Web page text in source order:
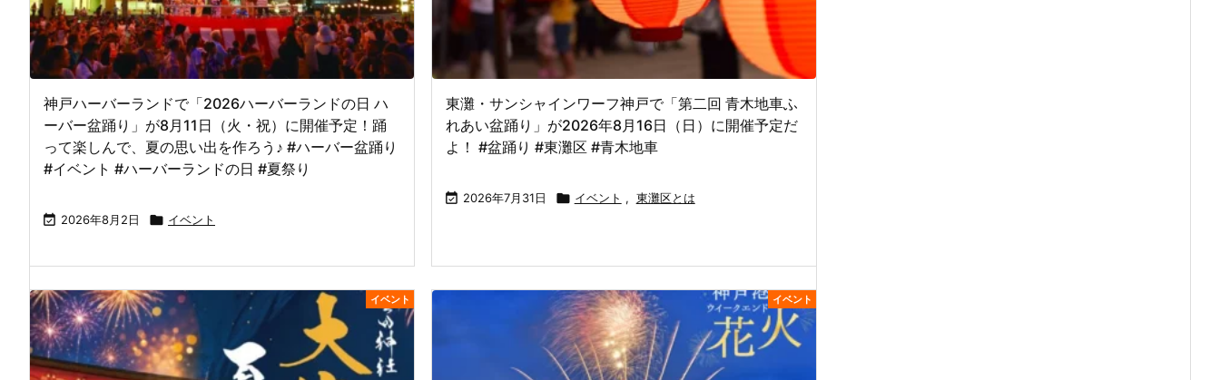
神戸ハーバーランドで「2026ハーバーランドの日 ハ
ーバー盆踊り」が8月11日（火・祝）に開催予定！踊
って楽しんで、夏の思い出を作ろう♪ #ハーバー盆踊り
#イベント #ハーバーランドの日 #夏祭り
 2026年8月2日  イベント
東灘・サンシャインワーフ神戸で「第二回 青木地車ふ
れあい盆踊り」が2026年8月16日（日）に開催予定だ
よ！ #盆踊り #東灘区 #青木地車
 2026年7月31日  イベント , 東灘区とは
イベント イベント